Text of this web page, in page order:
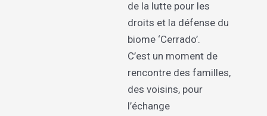
de la lutte pour les
droits et la défense du
biome ‘Cerrado’.
C’est un moment de
rencontre des familles,
des voisins, pour
l’échange